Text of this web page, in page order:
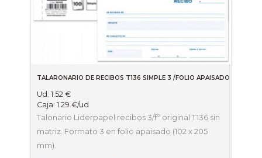
TALARONARIO DE RECIBOS T136 SIMPLE 3 /FOLIO APAISADO 102 X
Ud:1.52€
Caja:1.29€/ud
Talonario Liderpapel recibos 3/fº original T136 sin
matriz. Formato 3 en folio apaisado (102 x 205
mm).